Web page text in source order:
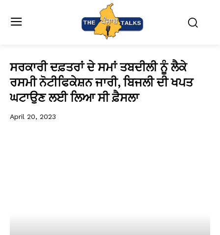
ਸਰਕਾਰੀ ਦਫ਼ਤਰਾਂ ਦੇ ਸਮਾਂ ਤਬਦੀਲੀ ਨੂੰ ਲੈਕੇ
ਰਸਮੀ ਨੋਟੀਫਿਕੇਸ਼ਨ ਜਾਰੀ, ਬਿਜਲੀ ਦੀ ਖਪਤ
ਘਟਾਉਣ ਲਈ ਲਿਆ ਸੀ ਫ਼ੈਸਲਾ
April 20, 2023